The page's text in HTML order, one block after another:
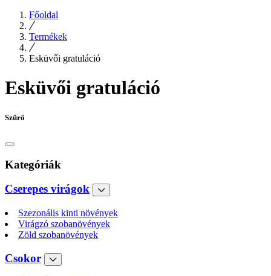
Főoldal
Termékek
Esküvői gratuláció
Esküvői gratuláció
Szűrő
Kategóriák
Cserepes virágok
Szezonális kinti növények
Virágzó szobanövények
Zöld szobanövények
Csokor